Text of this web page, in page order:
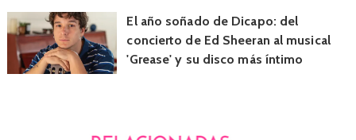
El año soñado de Dicapo: del
concierto de Ed Sheeran al musical
'Grease' y su disco más íntimo